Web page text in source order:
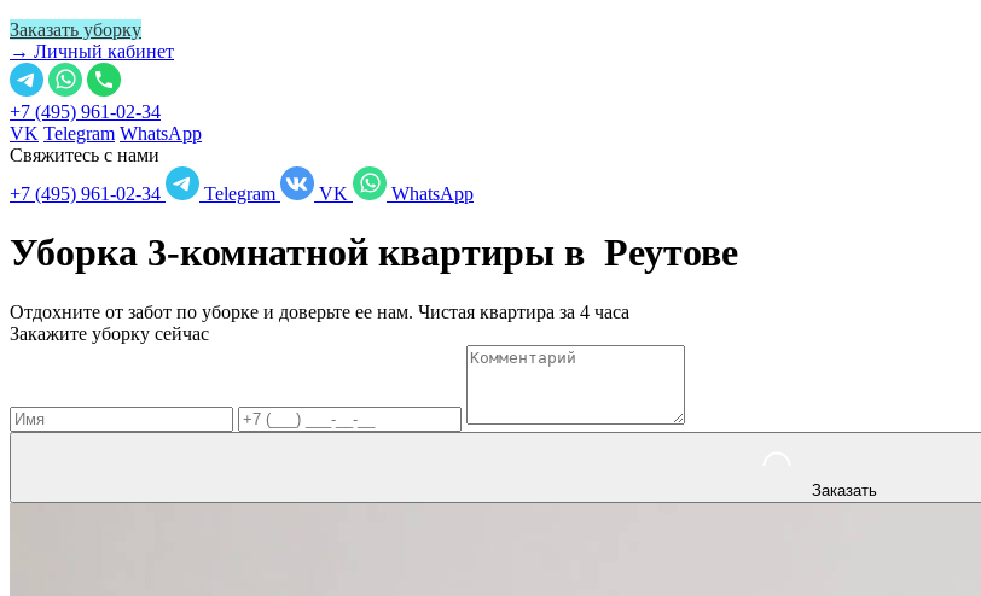
Заказать уборку
→ Личный кабинет
+7 (495) 961-02-34
VK Telegram WhatsApp
Свяжитесь с нами
+7 (495) 961-02-34
Telegram VK WhatsApp
Уборка 3-комнатной квартиры в Реутове
Отдохните от забот по уборке и доверьте ее нам. Чистая квартира за 4 часа
Закажите уборку сейчас
Заказать